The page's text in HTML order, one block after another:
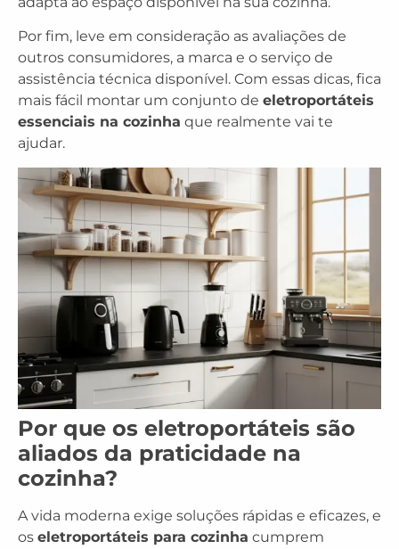
Por fim, leve em consideração as avaliações de
outros consumidores, a marca e o serviço de
assistência técnica disponível. Com essas dicas, fica
mais fácil montar um conjunto de eletroportáteis
essenciais na cozinha que realmente vai te
ajudar.
Por que os eletroportáteis são
aliados da praticidade na
cozinha?
A vida moderna exige soluções rápidas e eficazes, e
os eletroportáteis para cozinha cumprem